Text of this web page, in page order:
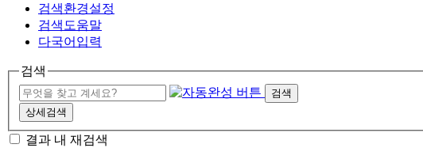
검색환경설정
검색도움말
다국어입력
검색
검색
상세검색
결과 내 재검색